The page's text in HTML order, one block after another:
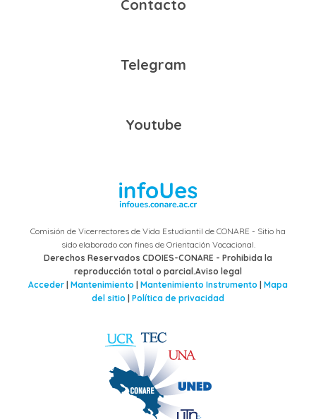
Contacto
Telegram
Youtube
Comisión de Vicerrectores de Vida Estudiantil de CONARE - Sitio ha
sido elaborado con fines de Orientación Vocacional.
Derechos Reservados CDOIES-CONARE - Prohibida la
reproducción total o parcial.Aviso legal
Acceder Mantenimiento Mantenimiento Instrumento Mapa
del sitio Política de privacidad